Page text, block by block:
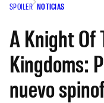
SPOILER NOTICIAS
A Knight Of
Kingdoms:
nuevo